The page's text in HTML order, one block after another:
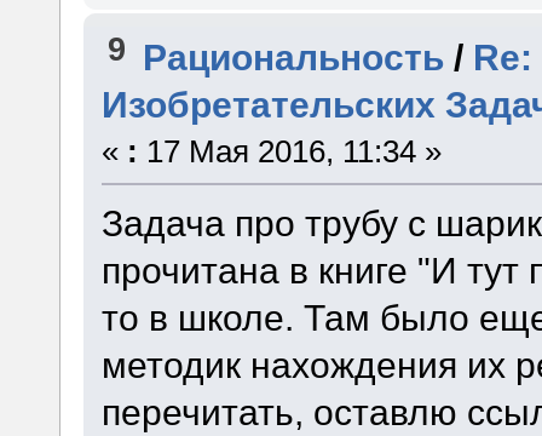
9 Рациональность /
Изобретательских
« : 17 Мая 2016, 11:34 »
Задача про трубу с
прочитана в книге "И тут
то в школе. Там было
методик нахождения их
перечитать, оставлю